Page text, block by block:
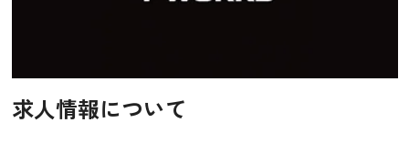
求人情報について